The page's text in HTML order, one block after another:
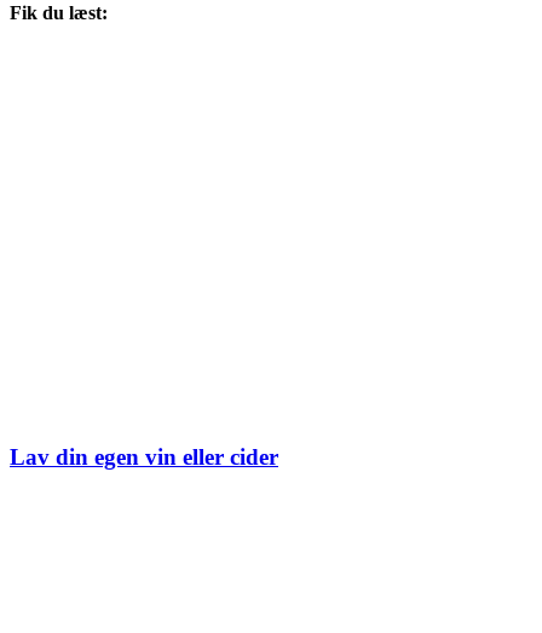
Fik du læst:
Lav din egen vin eller cider